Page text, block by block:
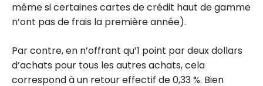
même si certaines cartes de crédit haut de gamme
n’ont pas de frais la première année).
Par contre, en n’offrant qu’1 point par deux dollars
d’achats pour tous les autres achats, cela
correspond à un retour effectif de 0,33 %. Bien